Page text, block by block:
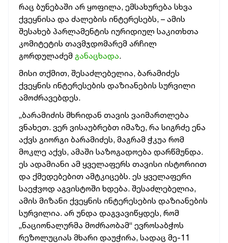
რაც ბუნებაში არ ყოფილა, ემსახურება სხვა
ქვეყნისა და ძალების ინტერესებს, – ამის
შესახებ პარლამენტის იურიდიულ საკითხთა
კომიტეტის თავმჯდომარემ არჩილ
გორდულაძემ განაცხადა.
მისი თქმით, შესაძლებელია, ბარამიძეს
ქვეყნის ინტერესების დაზიანების სურვილი
ამოძრავებდეს.
„ბარამიძის მხრიდან თავის ვაიმართლება
ვნახეთ. ვერ ვისაუბრებთ იმაზე, რა სიგრძე ენა
აქვს გიორგი ბარამიძეს, მაგრამ ჭკუა რომ
მოკლე აქვს, ამაში საზოგადოება დარწმუნდა.
ეს ადამიანი ამ ყველაფერს თავისი ისტორიით
და ქმედებებით ამტკიცებს. ეს ყველაფერი
საეჭვოდ აგვისტოში ხდება. შესაძლებელია,
ამის მიზანი ქვეყნის ინტერესების დაზიანების
სურვილია. არ უნდა დაგვავიწყდეს, რომ
„ნაციონალურმა მოძრაობამ“ ევროსაბჭოს
რეზოლუციას მხარი დაუჭირა, სადაც მე-11